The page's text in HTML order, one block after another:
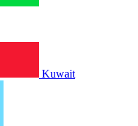
Kuwait